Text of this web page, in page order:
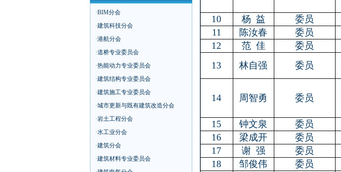
·BIM分会
·建筑科技分会
·港航分会
·道桥专业委员会
·热能动力专业委员会
·建筑结构专业委员会
·建筑施工专业委员会
·城市更新与既有建筑改造分会
·岩土工程分会
·水工业分会
·建筑分会
·建筑材料专业委员会
10
杨 益 委员
11
陈汝春 委员
12
范 佳 委员
13
林自强 委员
14 周智勇 委员
15
钟文泉 委员
16
梁成开 委员
17
谢 强 委员
18
邹俊伟 委员